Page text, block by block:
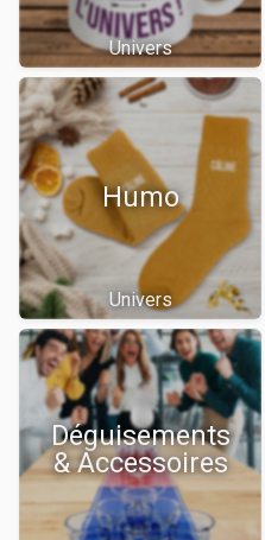
Univers
Humo
Univers
Déguisements
& Accessoires